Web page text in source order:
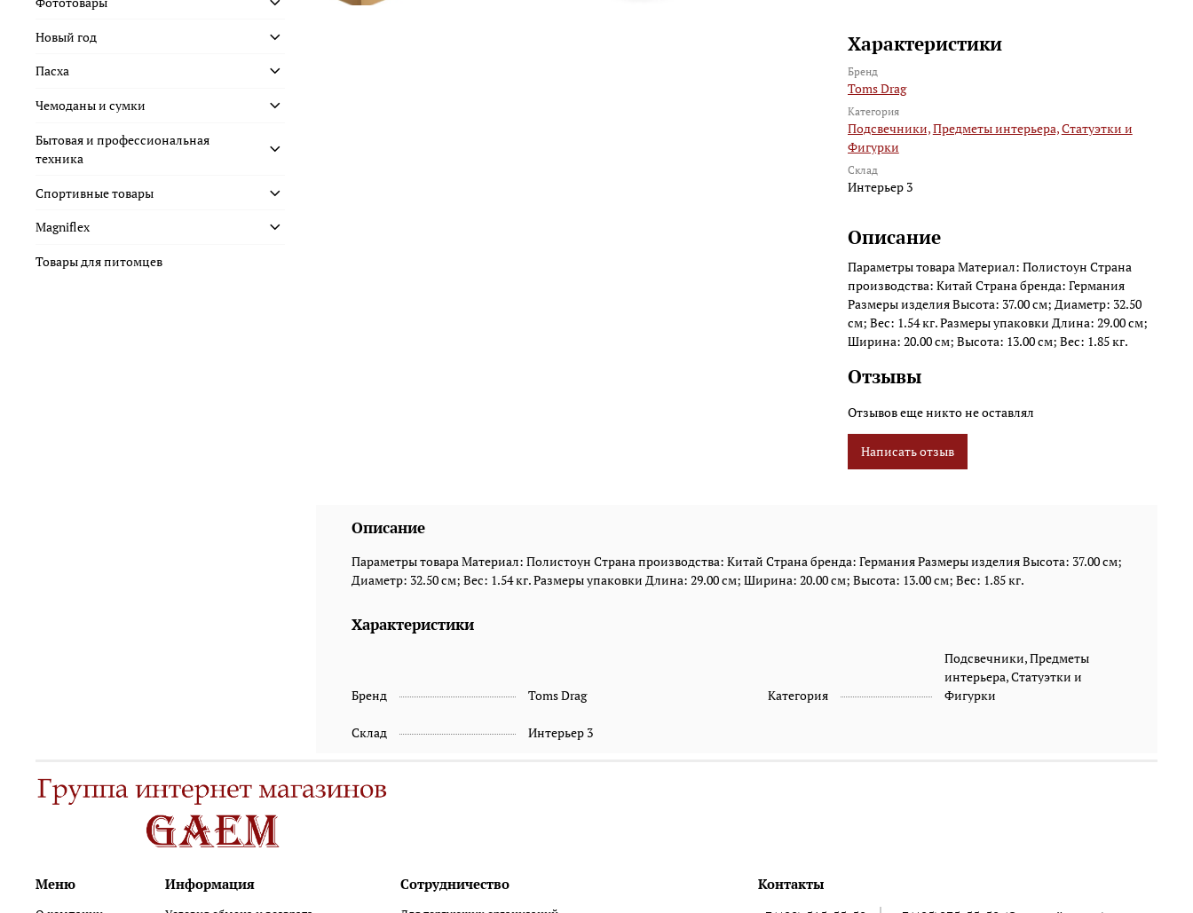
Характеристики
Бренд
Toms Drag
Категория
Подсвечники,Предметы интерьера,Статуэтки и
Фигурки
Склад
Интерьер 3
Описание
Параметры товара Материал: Полистоун Страна
производства: Китай Страна бренда: Германия
Размеры изделия Высота: 37.00 см; Диаметр: 32.50
см; Вес: 1.54 кг. Размеры упаковки Длина: 29.00 см;
Ширина: 20.00 см; Высота: 13.00 см; Вес: 1.85 кг.
Отзывы
Отзывов еще никто не оставлял
Написать отзыв
Описание
Параметры товара Материал: Полистоун Страна производства: Китай Страна бренда: Германия Размеры изделия Высота: 37.00 см;
Диаметр: 32.50 см; Вес: 1.54 кг. Размеры упаковки Длина: 29.00 см; Ширина: 20.00 см; Высота: 13.00 см; Вес: 1.85 кг.
Характеристики
Бренд Toms Drag Категория
Подсвечники, Предметы
интерьера, Статуэтки и
Фигурки
Склад Интерьер 3
Новый год
Пасха
Чемоданы и сумки
Бытовая и профессиональная
техника
Спортивные товары
Magniflex
Товары для питомцев
Меню Информация Сотрудничество
Контакты